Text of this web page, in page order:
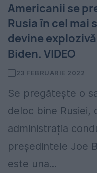
Americanii se
Rusia în cel
devine
Biden. VIDEO
23 FEBRUARIE 2022
Se pregătește o
deloc bine Rusiei,
administrația
președintele Joe
este una...